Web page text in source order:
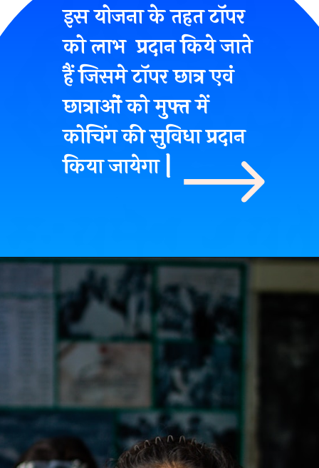
इस योजना के तहत टॉपर
को लाभ प्रदान किये जाते
हैं जिसमे टॉपर छात्र एवं
छात्राओं को मुफ्त में
कोचिंग की सुविधा प्रदान
किया जायेगा |